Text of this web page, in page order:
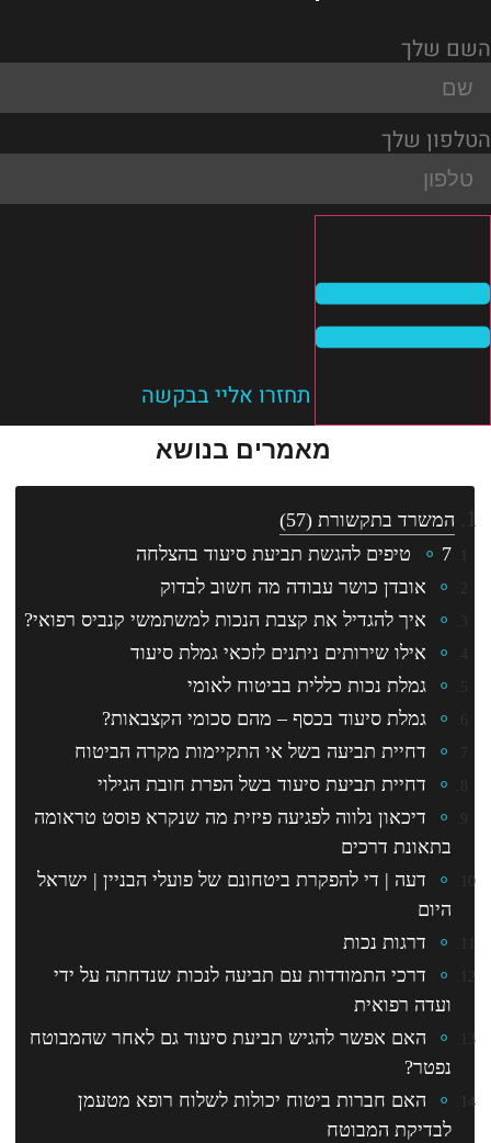
השם שלך
הטלפון שלך
תחזרו אליי בבקשה
מאמרים בנושא
המשרד בתקשורת (57)
7 טיפים להגשת תביעת סיעוד בהצלחה
אובדן כושר עבודה מה חשוב לבדוק
איך להגדיל את קצבת הנכות למשתמשי קנביס רפואי?
אילו שירותים ניתנים לזכאי גמלת סיעוד
גמלת נכות כללית בביטוח לאומי
גמלת סיעוד בכסף – מהם סכומי הקצבאות?
דחיית תביעה בשל אי התקיימות מקרה הביטוח
דחיית תביעת סיעוד בשל הפרת חובת הגילוי
דיכאון נלווה לפגיעה פיזית מה שנקרא פוסט טראומה
בתאונת דרכים
דעה | די להפקרת ביטחונם של פועלי הבניין | ישראל
היום
דרגות נכות
דרכי התמודדות עם תביעה לנכות שנדחתה על ידי
ועדה רפואית
האם אפשר להגיש תביעת סיעוד גם לאחר שהמבוטח
נפטר?
האם חברות ביטוח יכולות לשלוח רופא מטעמן
לבדיקת המבוטח